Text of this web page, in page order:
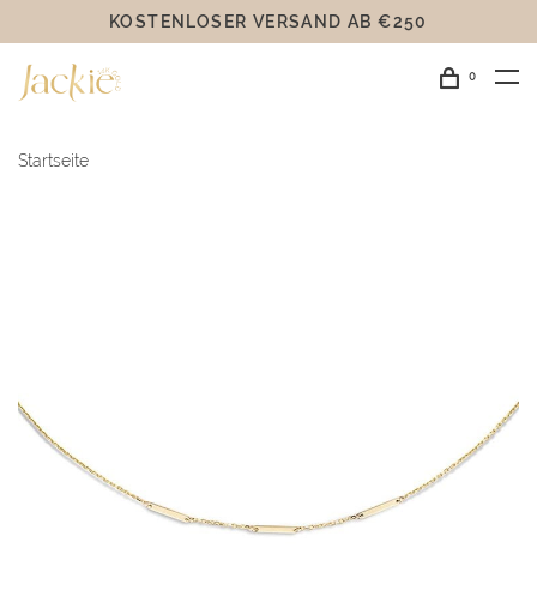
KOSTENLOSER VERSAND AB €250
0
Startseite